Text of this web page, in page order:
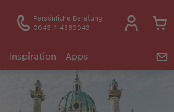
Persönliche Beratung
0043-1-4360043
Inspiration Apps